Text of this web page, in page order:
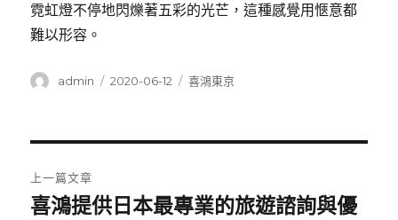
霓虹燈不停地閃爍著五彩的光芒，這種感覺用愜意都
難以形容。
作
admin
發
2020-06-12
分
喜鴻東京
章
上一篇文章
上
喜鴻提供日本最專業的旅遊諮詢與優